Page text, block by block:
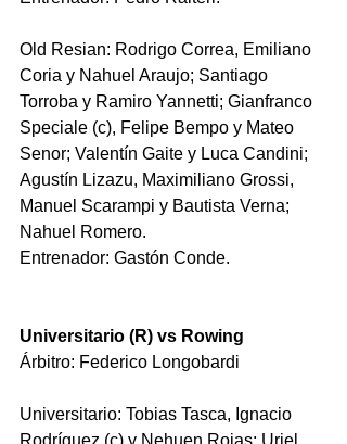
Old Resian: Rodrigo Correa, Emiliano
Coria y Nahuel Araujo; Santiago
Torroba y Ramiro Yannetti; Gianfranco
Speciale (c), Felipe Bempo y Mateo
Senor; Valentín Gaite y Luca Candini;
Agustín Lizazu, Maximiliano Grossi,
Manuel Scarampi y Bautista Verna;
Nahuel Romero.
Entrenador: Gastón Conde.
Universitario (R) vs Rowing
Árbitro: Federico Longobardi
Universitario: Tobias Tasca, Ignacio